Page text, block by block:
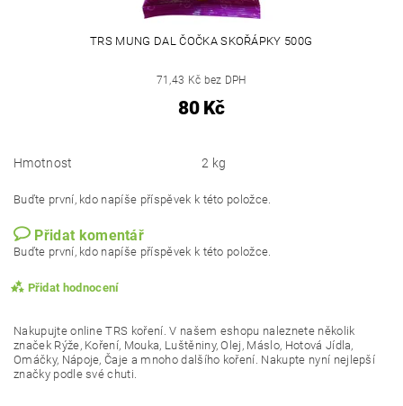
TRS MUNG DAL ČOČKA SKOŘÁPKY 500G
71,43 Kč bez DPH
80 Kč
Hmotnost 2 kg
Buďte první, kdo napíše příspěvek k této položce.
Přidat komentář
Buďte první, kdo napíše příspěvek k této položce.
Přidat hodnocení
Nakupujte online TRS koření. V našem eshopu naleznete několik
značek Rýže, Koření, Mouka, Luštěniny, Olej, Máslo, Hotová Jídla,
Omáčky, Nápoje, Čaje a mnoho dalšího koření. Nakupte nyní nejlepší
značky podle své chuti.